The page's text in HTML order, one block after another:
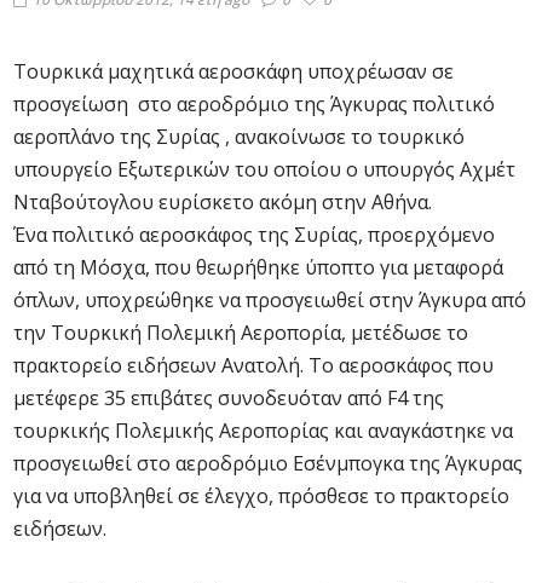
Τουρκικά μαχητικά αεροσκάφη υποχρέωσαν σε
προσγείωση στο αεροδρόμιο της Άγκυρας πολιτικό
αεροπλάνο της Συρίας , ανακοίνωσε το τουρκικό
υπουργείο Εξωτερικών του οποίου ο υπουργός Αχμέτ
Νταβούτογλου ευρίσκετο ακόμη στην Αθήνα.
Ένα πολιτικό αεροσκάφος της Συρίας, προερχόμενο
από τη Μόσχα, που θεωρήθηκε ύποπτο για μεταφορά
όπλων, υποχρεώθηκε να προσγειωθεί στην Άγκυρα από
την Τουρκική Πολεμική Αεροπορία, μετέδωσε το
πρακτορείο ειδήσεων Ανατολή. Το αεροσκάφος που
μετέφερε 35 επιβάτες συνοδευόταν από F4 της
τουρκικής Πολεμικής Αεροπορίας και αναγκάστηκε να
προσγειωθεί στο αεροδρόμιο Εσένμπογκα της Άγκυρας
για να υποβληθεί σε έλεγχο, πρόσθεσε το πρακτορείο
ειδήσεων.